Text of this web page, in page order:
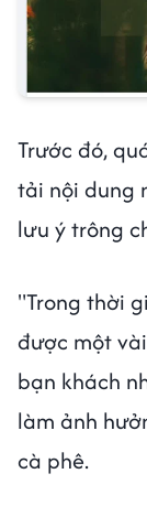
Trước đó,
tải nội dung
lưu ý trông
"Trong thời
được một
bạn khách
làm ảnh
cà phê.